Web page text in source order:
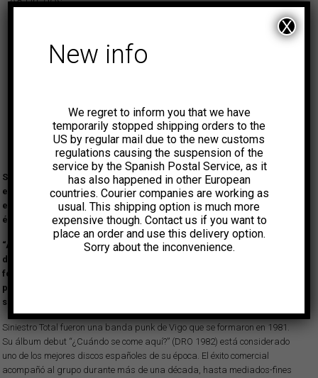
A7 Isla tropical
A3 Ponte en mi lugar
A2 Las tetas de mi novia
B9 Ayatolah (BIS)
B8 Matar jipis en las Cies
B6 Mario encima del armario
B5 Aunque este en el frenopatico te tirare del atico
B1 Gusanos en tu alcoba
B6 Mario encima del armario
A5 Hoy voy a asesinarte
Siniestro Total fueron una banda punk de Vigo que se formaron
en 1981. Su álbum debut “¿Cuándo se come aquí?” (DRO 1982)
está considerado uno de los mejores discos españoles de su
época.
“Acto Fundacional” es la grabación de su primer concierto, en
diciembre de 1981. Incluye canciones originales y versiones que
formarían parte del repertorio en directo de la banda en sus
primeros años. Cuatro canciones que tocaron esa noche nunca
se incluyeron en sus LPs.
Siniestro Total fueron una banda punk de Vigo que se formaron en 1981.
Su álbum debut “¿Cuándo se come aquí?” (DRO 1982) está considerado
uno de los mejores discos españoles de su época. El éxito comercial
acompañó al grupo durante más de una década, hasta mediados-fines
New info
We regret to inform you that we have
temporarily stopped shipping orders to the
US by regular mail due to the new customs
regulations causing the suspension of the
service by the Spanish Postal Service, as it
has also happened in other European
countries. Courier companies are working as
usual. This shipping option is much more
expensive though. Contact us if you want to
place an order and use this delivery option.
Sorry about the inconvenience.
X